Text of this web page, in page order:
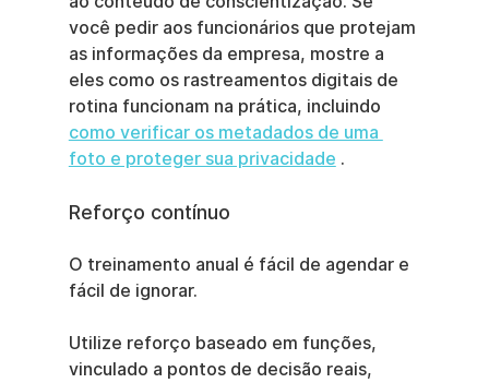
você pedir aos funcionários que protejam
as informações da empresa, mostre a
eles como os rastreamentos digitais de
rotina funcionam na prática, incluindo
como verificar os metadados de uma
foto e proteger sua privacidade .
Reforço contínuo
O treinamento anual é fácil de agendar e
fácil de ignorar.
Utilize reforço baseado em funções,
vinculado a pontos de decisão reais,